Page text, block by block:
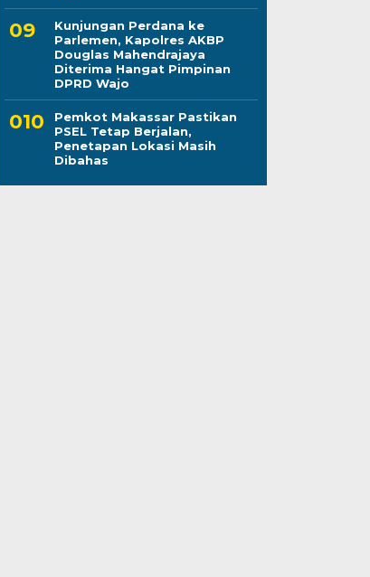
Kunjungan Perdana ke
Parlemen, Kapolres AKBP
Douglas Mahendrajaya
Diterima Hangat Pimpinan
DPRD Wajo
Pemkot Makassar Pastikan
PSEL Tetap Berjalan,
Penetapan Lokasi Masih
Dibahas